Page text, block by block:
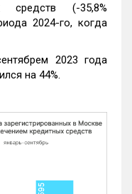
средств (-35,8%
2024-го, когда
2023 года
на 44%.